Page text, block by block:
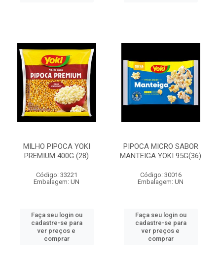
MILHO PIPOCA YOKI
PREMIUM 400G (28)
Código: 33221
Embalagem: UN
Faça seu login ou
cadastre-se para
ver preços e
comprar
PIPOCA MICRO SABOR
MANTEIGA YOKI 95G(36)
Código: 30016
Embalagem: UN
Faça seu login ou
cadastre-se para
ver preços e
comprar